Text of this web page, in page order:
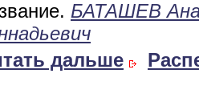
БАТАШЕВ
дальше